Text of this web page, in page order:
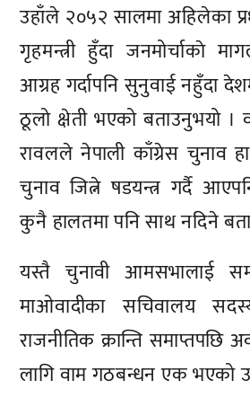
उहाँले २०५२ सालमा अहिलेका
गृहमन्त्री हुँदा जनमोर्चाकाे
आग्रह गर्दापनि सुनुवाई नहुँदा
ठूलो क्षेती भएको बताउनुभयो ।
रावलले नेपाली काँग्रेस चुनाव
चुनाव जित्ने षडयन्त्र गर्दै
कुनै हालतमा पनि साथ नदिने
यस्तै चुनावी आमसभालाई
माओवादीका सचिवालय
राजनीतिक क्रान्ति समाप्तपछि
लागि वाम गठबन्धन एक भएको